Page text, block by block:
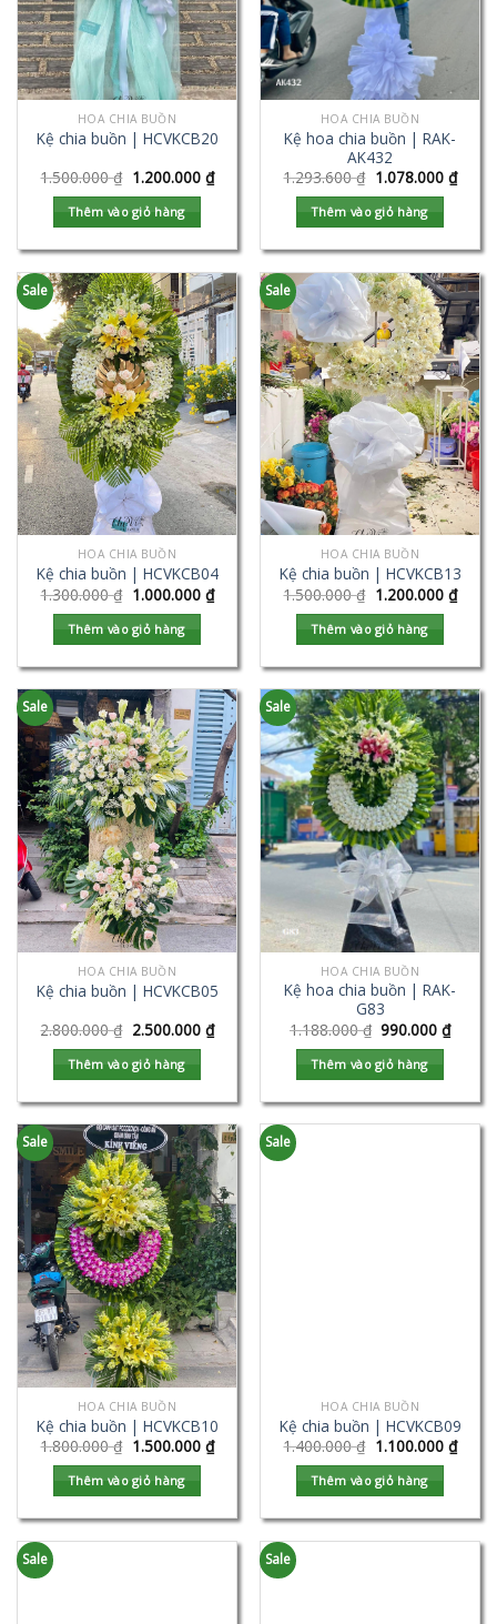
HOA CHIA BUỒN
Kệ chia buồn | HCVKCB20
1.500.000₫ 1.200.000 ₫
Thêm vào giỏ hàng
HOA CHIA BUỒN
Kệ hoa chia buồn | RAK-
AK432
1.293.600₫ 1.078.000 ₫
Thêm vào giỏ hàng
Sale
HOA CHIA BUỒN
Kệ chia buồn | HCVKCB04
1.300.000₫ 1.000.000 ₫
Thêm vào giỏ hàng
Sale
HOA CHIA BUỒN
Kệ chia buồn | HCVKCB13
1.500.000₫ 1.200.000 ₫
Thêm vào giỏ hàng
Sale
HOA CHIA BUỒN
Kệ chia buồn | HCVKCB05
2.800.000₫ 2.500.000 ₫
Thêm vào giỏ hàng
Sale
HOA CHIA BUỒN
Kệ hoa chia buồn | RAK-
G83
1.188.000₫ 990.000₫
Thêm vào giỏ hàng
Sale
HOA CHIA BUỒN
Kệ chia buồn | HCVKCB10
1.800.000₫ 1.500.000 ₫
Thêm vào giỏ hàng
Sale
HOA CHIA BUỒN
Kệ chia buồn | HCVKCB09
1.400.000₫ 1.100.000 ₫
Thêm vào giỏ hàng
Sale Sale